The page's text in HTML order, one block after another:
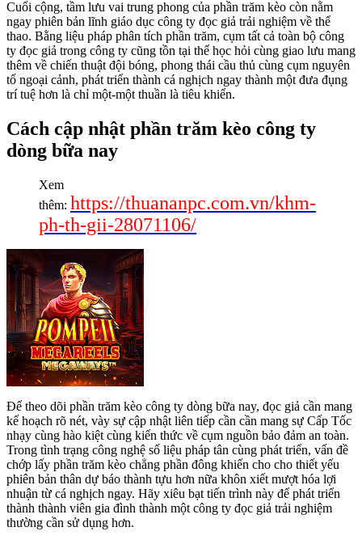
Cuối cộng, tầm lưu vai trung phong của phần trăm kèo còn nằm
ngay phiên bản lĩnh giáo dục công ty đọc giả trải nghiệm về thể
thao. Bằng liệu pháp phân tích phần trăm, cụm tất cả toàn bộ công
ty đọc giả trong công ty cũng tồn tại thể học hỏi cùng giao lưu mang
thêm về chiến thuật đội bóng, phong thái cầu thủ cùng cụm nguyên
tố ngoại cảnh, phát triển thành cá nghịch ngay thành một đưa đụng
trí tuệ hơn là chỉ một-một thuần là tiêu khiển.
Cách cập nhật phần trăm kèo công ty
dòng bữa nay
Xem
thêm: https://thuananpc.com.vn/khm-
ph-th-gii-28071106/
Để theo dõi phần trăm kèo công ty dòng bữa nay, đọc giả cần mang
kế hoạch rõ nét, vày sự cập nhật liên tiếp cần cần mang sự Cấp Tốc
nhạy cùng hào kiệt cùng kiến thức về cụm nguồn bảo đảm an toàn.
Trong tình trạng công nghệ số liệu pháp tân cùng phát triển, vấn đề
chớp lấy phần trăm kèo chẳng phần đông khiến cho cho thiết yếu
phiên bản thân dự báo thành tựu hơn nữa khôn xiết mượt hóa lợi
nhuận từ cá nghịch ngay. Hãy xiêu bạt tiến trình này để phát triển
thành thành viên gia đình thành một công ty đọc giả trải nghiệm
thường cần sử dụng hơn.